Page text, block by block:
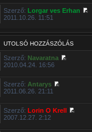
Szerző:Lorgar ves Erhan
2011.10.26. 11:51
UTOLSÓ HOZZÁSZÓLÁS
Szerző: Navaratna
2010.04.24. 16:56
Szerző: Antarys
2011.06.26. 21:11
Szerző:Lorin O Krell
2007.12.27. 2:12